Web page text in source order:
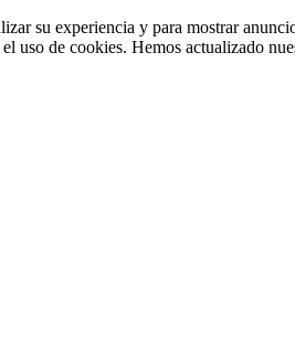
su experiencia y para mostrar
uso de cookies. Hemos actualizado